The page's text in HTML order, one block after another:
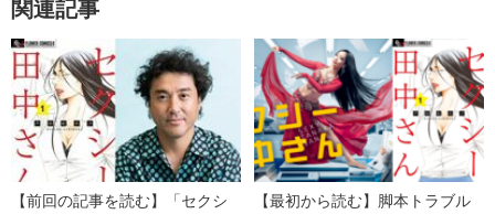
関連記事
【前回の記事を読む】「セクシ
【最初から読む】脚本トラブル